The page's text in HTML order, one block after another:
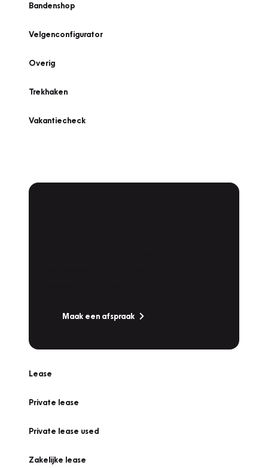
Bandenshop
Velgenconfigurator
Overig
Trekhaken
Vakantiecheck
Maak een afspraak
Lease
Private lease
Private lease used
Zakelijke lease